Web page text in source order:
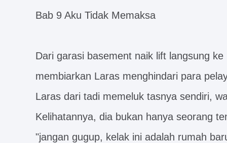
Bab 9 Aku Tidak Memaksa
Dari garasi basement naik lift langsung
membiarkan Laras menghindari para
Laras dari tadi memeluk tasnya sendiri,
Kelihatannya, dia bukan hanya seorang
"jangan gugup, kelak ini adalah rumah